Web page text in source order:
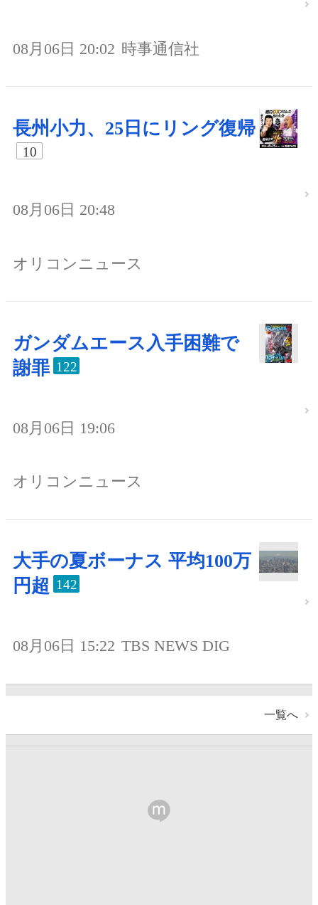
08月06日 20:02 時事通信社
長州小力、25日にリング復帰
10
08月06日 20:48
オリコンニュース
ガンダムエース入手困難で
謝罪 122
08月06日 19:06
オリコンニュース
大手の夏ボーナス 平均100万
円超 142
08月06日 15:22 TBS NEWS DIG
一覧へ